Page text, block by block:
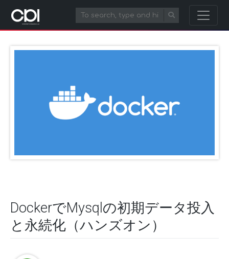
DockerでMysqlの初期データ投入
と永続化（ハンズオン）